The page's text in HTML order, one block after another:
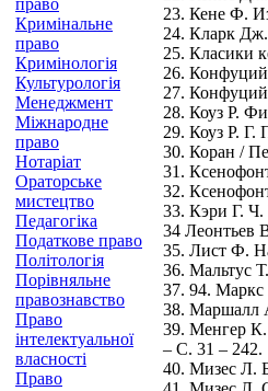
право
Кримінальне
право
Кримінологія
Культурологія
Менеджмент
Міжнародне
право
Нотаріат
Ораторське
мистецтво
Педагогіка
Податкове право
Політологія
Порівняльне
правознавство
Право
інтелектуальної
власності
Право
23. Кене Ф.
24. Кларк Дж.
25. Класики
26.
27.
28. Коуз Р.
29. Коуз Р.
30. Коран /
31.
32.
33. Кэри Г. Ч.
34 Леонтьев
35. Лист Ф.
36. Мальтус
37. 94. Маркс
38. Маршалл
39. Менгер
– С. 31 – 242.
40. Мизес Л.